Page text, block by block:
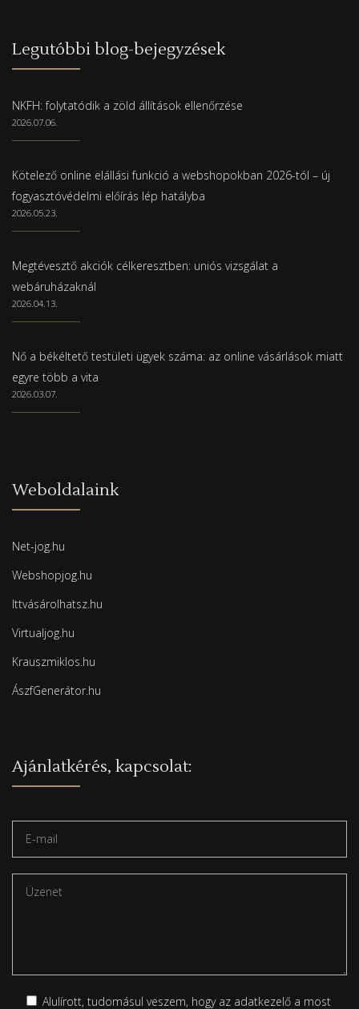
Legutóbbi blog-bejegyzések
NKFH: folytatódik a zöld állítások ellenőrzése
2026.07.06.
Kötelező online elállási funkció a webshopokban 2026-tól – új
fogyasztóvédelmi előírás lép hatályba
2026.05.23.
Megtévesztő akciók célkeresztben: uniós vizsgálat a
webáruházaknál
2026.04.13.
Nő a békéltető testületi ügyek száma: az online vásárlások miatt
egyre több a vita
2026.03.07.
Weboldalaink
Net-jog.hu
Webshopjog.hu
Ittvásárolhatsz.hu
Virtualjog.hu
Krauszmiklos.hu
ÁszfGenerátor.hu
Ajánlatkérés, kapcsolat:
Alulírott, tudomásul veszem, hogy az adatkezelő a most